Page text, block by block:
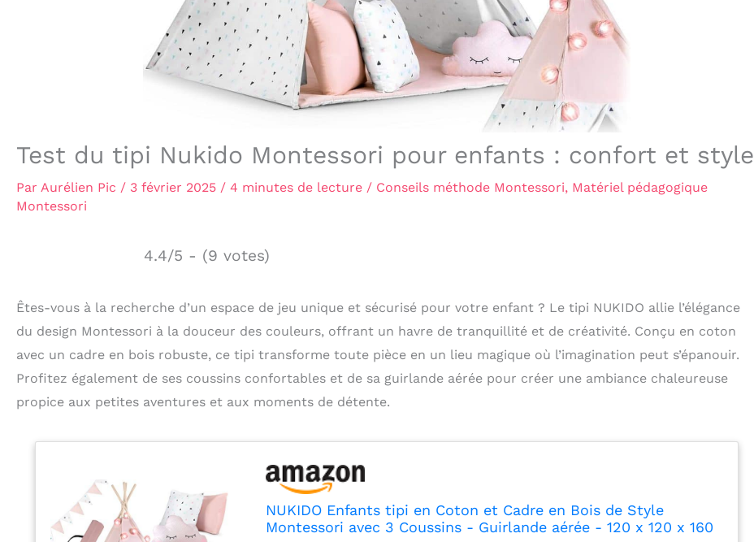
Test du tipi Nukido Montessori pour enfants : confort et style
Par Aurélien Pic / 3 février 2025 / 4 minutes de lecture / Conseils méthode Montessori, Matériel pédagogique
Montessori
4.4/5 - (9 votes)
Êtes-vous à la recherche d’un espace de jeu unique et sécurisé pour votre enfant ? Le tipi NUKIDO allie l’élégance
du design Montessori à la douceur des couleurs, offrant un havre de tranquillité et de créativité. Conçu en coton
avec un cadre en bois robuste, ce tipi transforme toute pièce en un lieu magique où l’imagination peut s’épanouir.
Profitez également de ses coussins confortables et de sa guirlande aérée pour créer une ambiance chaleureuse
propice aux petites aventures et aux moments de détente.
NUKIDO Enfants tipi en Coton et Cadre en Bois de Style
Montessori avec 3 Coussins - Guirlande aérée - 120 x 120 x 160